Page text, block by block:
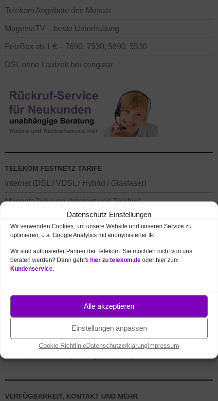
Datenschutz Einstellungen
Wir verwenden Cookies, um unsere Website und unseren Service zu
optimieren, u.a. Google Analytics mit anonymisierter IP.
Wir sind autorisierter Partner der Telekom. Sie möchten nicht von uns
beraten werden? Dann geht's hier zu telekom.de oder hier zum
Kundenservice.
Alle akzeptieren
Einstellungen anpassen
Cookie-RichtlinieDatenschutzerklärung Impressum
Telekom Angebote des Monats
MagentaTV – beste Unterhaltung
FritzBox ab 1 € – 7690, 7530, 5690, 5530
DSL ohne Laufzeit bei congstar
TELEKOM FESTNETZ TARIFE
Internet (DSL / VDSL / Hybrid / Glasfaser)
MagentaZuhause (Internet und Telefon)
MagentaTV (Fernsehen / Entertain TV)
Handys / Smartphones mit Vertrag
VERFÜGBARKEIT, KONTAKT UND MEHR